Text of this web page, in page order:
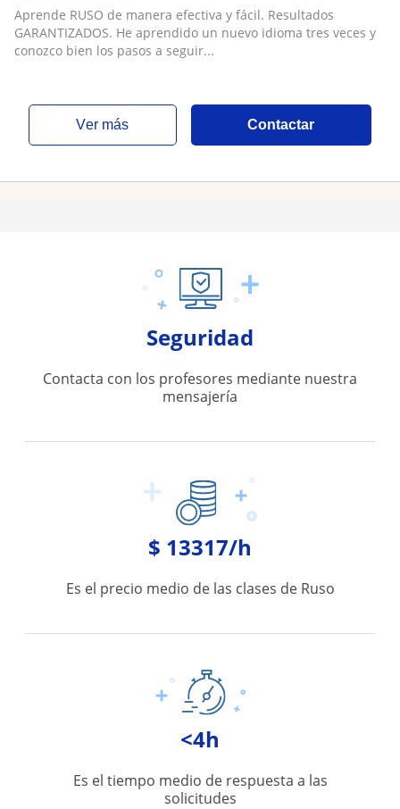
Aprende RUSO de manera efectiva y fácil. Resultados
GARANTIZADOS. He aprendido un nuevo idioma tres veces y
conozco bien los pasos a seguir...
ver más Contactar
Seguridad
Contacta con los profesores mediante nuestra
mensajería
$ 13317/h
Es el precio medio de las clases de Ruso
<4h
Es el tiempo medio de respuesta a las
solicitudes